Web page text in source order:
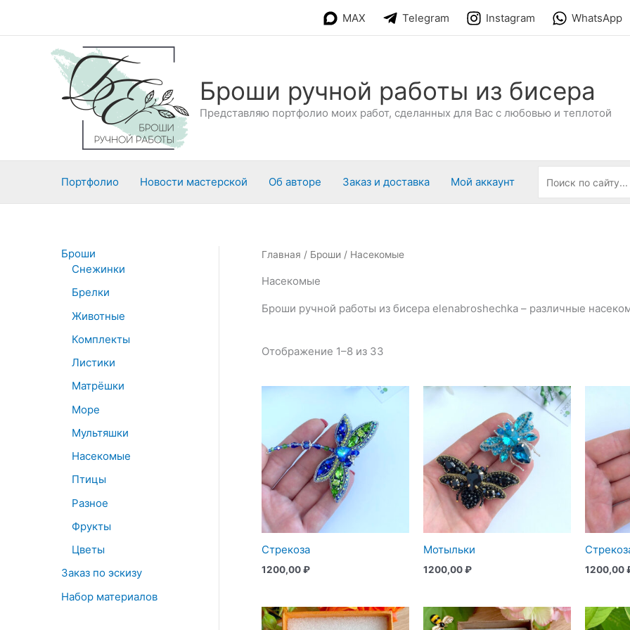
MAX Telegram Instagram WhatsApp
Броши ручной работы из бисера
Представляю портфолио моих работ, сделанных для Вас с любовью и теплотой
Портфолио Новости мастерской Об авторе Заказ и доставка Мой аккаунт
Броши
Снежинки
Брелки
Животные
Комплекты
Листики
Матрёшки
Море
Мультяшки
Насекомые
Птицы
Разное
Фрукты
Цветы
Заказ по эскизу
Набор материалов
Главная / Броши / Насекомые
Насекомые
Броши ручной работы из бисера elenabroshechka – различные
Отображение 1–8 из 33
Стрекоза
1200,00₽
Мотыльки
1200,00₽ 1200,00